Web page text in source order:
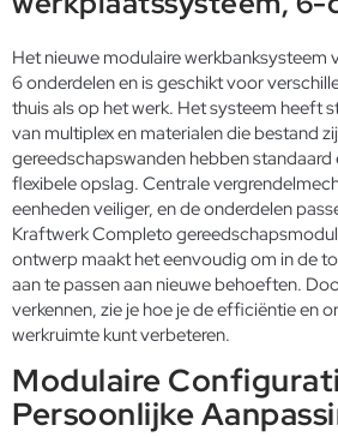
Het nieuwe modulaire werkbanksysteem
6 onderdelen en is geschikt voor
thuis als op het werk. Het systeem heeft
van multiplex en materialen die bestand
gereedschapswanden hebben
flexibele opslag. Centrale
eenheden veiliger, en de onderdelen
Kraftwerk Completo
ontwerp maakt het eenvoudig om in de
aan te passen aan nieuwe behoeften.
verkennen, zie je hoe je de efficiëntie en
werkruimte kunt verbeteren.
Modulaire
Persoonlijke